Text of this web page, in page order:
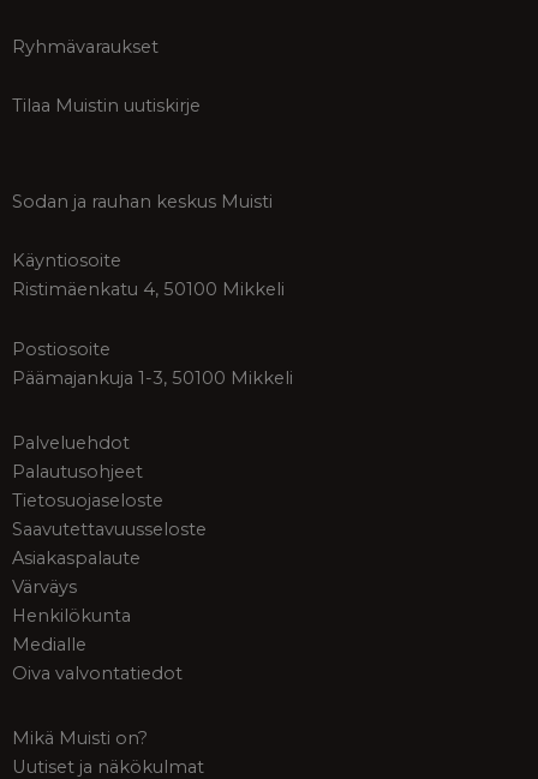
Ryhmävaraukset
Tilaa Muistin uutiskirje
Sodan ja rauhan keskus Muisti
Käyntiosoite
Ristimäenkatu 4, 50100 Mikkeli
Postiosoite
Päämajankuja 1-3, 50100 Mikkeli
Palveluehdot
Palautusohjeet
Tietosuojaseloste
Saavutettavuusseloste
Asiakaspalaute
Värväys
Henkilökunta
Medialle
Oiva valvontatiedot
Mikä Muisti on?
Uutiset ja näkökulmat